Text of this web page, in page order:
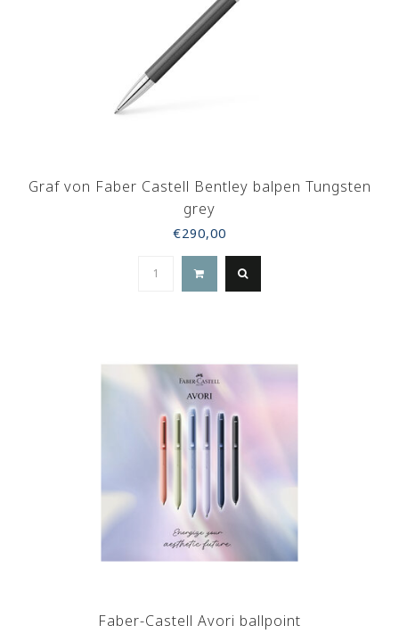
Graf von Faber Castell Bentley balpen Tungsten
grey
€290,00
Faber-Castell Avori ballpoint